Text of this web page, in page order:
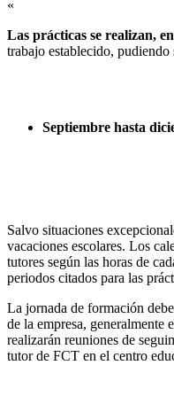
«
Las prácticas se realizan,
trabajo establecido, pudiendo
Septiembre hasta
Salvo situaciones
vacaciones escolares. Los
tutores según las horas de
periodos citados para las
La jornada de formación
de la empresa, generalmente
realizarán reuniones de
tutor de FCT en el centro